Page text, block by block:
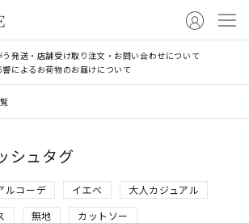
う発送・店舗受け取り注文・お問い合わせについて
響によるお荷物のお届けについて
シュタグ
ルコーデ イエベ
大人カジュアル
無地
カットソー